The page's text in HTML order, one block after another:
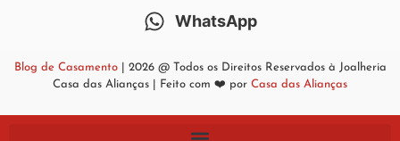
WhatsApp
Blog de Casamento| 2026 @ Todos os Direitos Reservados à Joalheria
Casa das Alianças | Feito com ❤️ por Casa das Alianças